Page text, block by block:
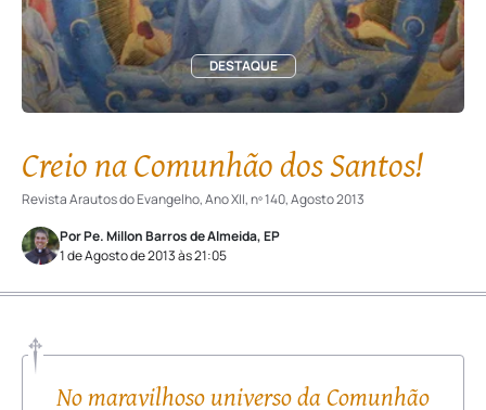
DESTAQUE
Creio na Comunhão dos Santos!
Revista Arautos do Evangelho, Ano XII, nº 140, Agosto 2013
Por Pe. Millon Barros de Almeida, EP
1 de Agosto de 2013 às 21:05
No maravilhoso universo da Comunhão